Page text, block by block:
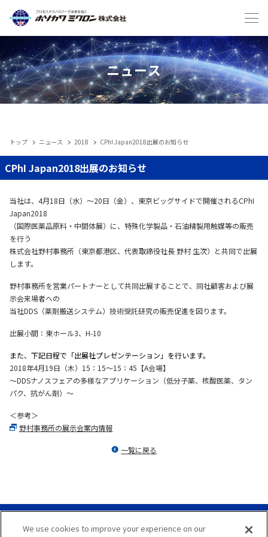
Japanese English
IIoT
メンテナンスサービス・受託
マテリアル
IR情報
サステナビリティ
ニュース
トップ ニュース 2018 CPhI Japan2018出展のお知らせ
CPhI Japan2018出展のお知らせ
当社は、4月18日（水）～20日（金）、東京ビッグサイドで開催されるCPhI
Japan2018
（国際医薬品原料・中間体展）に、特殊化学製品・石油精製用触媒等の販売
を行う
株式会社野村事務所（東京都港区、代表取締役社長 野村 生次）と共同で出展
します。
野村事務所を営業パートナーとして共同出展することで、同社顧客および展
示会来場者への
当社DDS（薬剤搬送システム）技術受託研究の販売促進を図ります。
出展小間：東ホール3、H-10
また、下記日程で「出展社プレゼンテーション」を行います。
2018年4月19日（木）15：15～15：45【A会場】
～DDSナノスフェアの多様なアプリケーション（低分子薬、核酸医薬、タン
パク、抗がん剤）～
＜参考＞
野村事務所の展示会案内情報
一覧に戻る
サイトマップ
We use cookies to improve your experience on our